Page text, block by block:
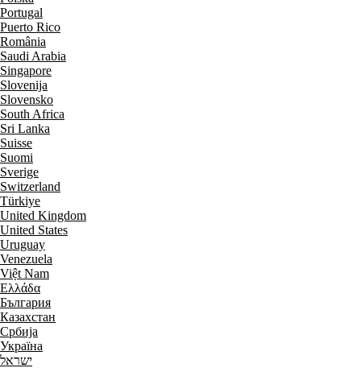
Portugal
Puerto Rico
România
Saudi Arabia
Singapore
Slovenija
Slovensko
South Africa
Sri Lanka
Suisse
Suomi
Sverige
Switzerland
Türkiye
United Kingdom
United States
Uruguay
Venezuela
Việt Nam
Ελλάδα
България
Казахстан
Србија
Україна
ישראל